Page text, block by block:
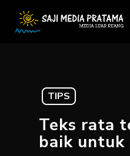
TIPS
Teks rata
baik